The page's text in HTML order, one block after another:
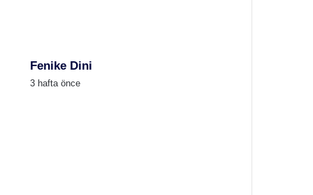
Fenike Dini
3 hafta önce